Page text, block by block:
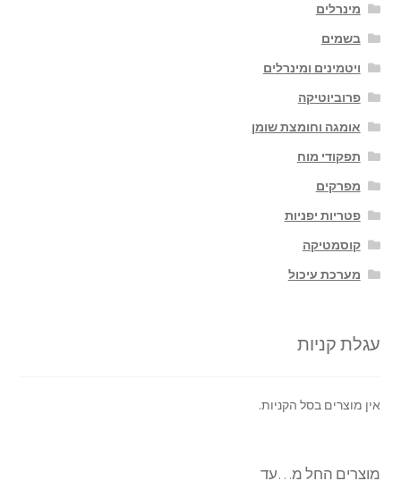
מינרלים
בשמים
ויטמינים ומינרלים
פרוביוטיקה
אומגה וחומצת שומן
תפקודי מוח
מפרקים
פטריות יפניות
קוסמטיקה
מערכת עיכול
עגלת קניות
אין מוצרים בסל הקניות.
מוצרים החל מ…עד